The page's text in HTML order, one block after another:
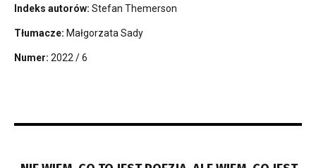
Indeks autorów: Stefan Themerson
Tłumacze: Małgorzata Sady
Numer: 2022 / 6